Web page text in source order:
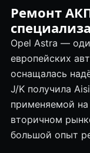
Ремонт
Opel Astra —
европейских
оснащалась
J/K получила
применяемой
вторичном
большой опыт